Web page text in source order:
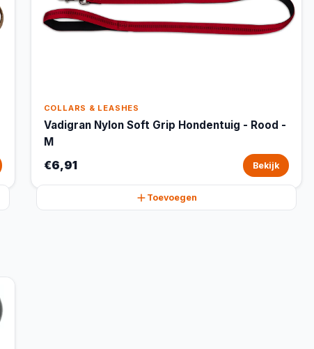
COLLARS & LEASHES
Vadigran Nylon Soft Grip Hondentuig - Rood -
M
€6,91 Bekijk
Toevoegen